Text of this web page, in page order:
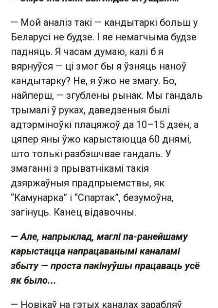
— Мой аналіз такі — кандытаркі больш у
Беларусі не будзе. І яе немагчыма будзе
падняць. Я часам думаю, калі б я
вярнуўся — ці змог бы я ўзняць наноў
кандытарку? Не, я ўжо не змагу. Бо,
найперш, — згублены рынак. Мы гандаль
трымалі ў руках, даведзеныя былі
адтэрміноўкі плацяжоў да 10–15 дзён, а
цяпер яны ўжо карыстаюцца 60 днямі,
што толькі разбэшчвае гандаль. У
змаганні з прыватнікамі такія
дзяржаўныя прадпрыемствы, як
“Камунарка” і “Спартак”, безумоўна,
загінуць. Канец відавочны.
— Але, напрыклад, маглі па-ранейшаму
карыстацца напрацаванымі каналамі
збыту — проста пакінуўшы працаваць усё
як было...
— Новікаў на гэтых каналах зарабляў